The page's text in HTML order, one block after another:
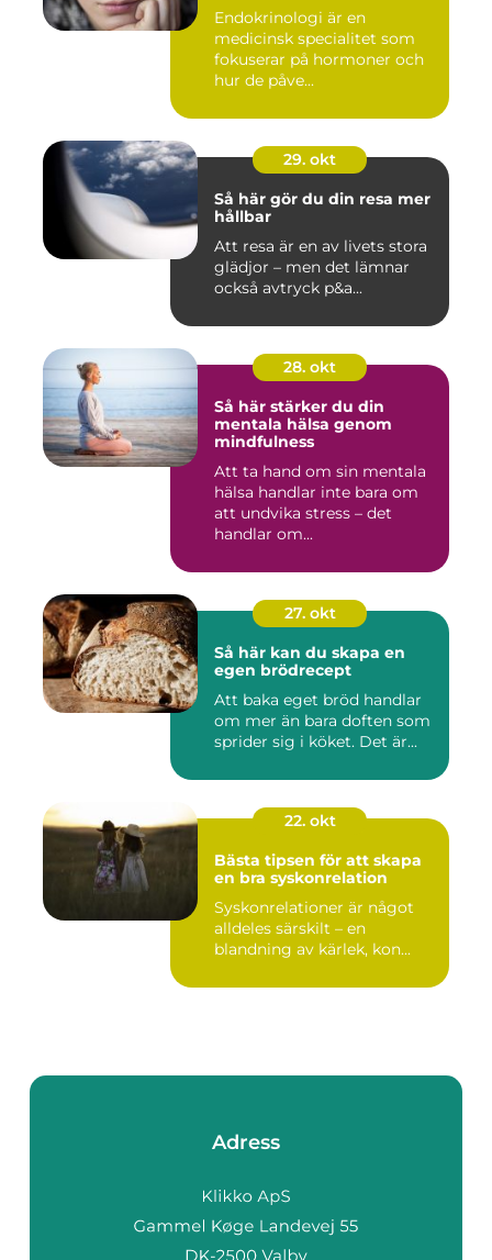
Endokrinologi är en
medicinsk specialitet som
fokuserar på hormoner och
hur de påve...
29. okt
Så här gör du din resa mer
hållbar
Att resa är en av livets stora
glädjor – men det lämnar
också avtryck p&a...
28. okt
Så här stärker du din
mentala hälsa genom
mindfulness
Att ta hand om sin mentala
hälsa handlar inte bara om
att undvika stress – det
handlar om...
27. okt
Så här kan du skapa en
egen brödrecept
Att baka eget bröd handlar
om mer än bara doften som
sprider sig i köket. Det är...
22. okt
Bästa tipsen för att skapa
en bra syskonrelation
Syskonrelationer är något
alldeles särskilt – en
blandning av kärlek, kon...
Adress